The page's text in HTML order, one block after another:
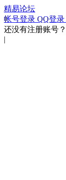
精易论坛
帐号登录 QQ登录
还没有注册账号？
|